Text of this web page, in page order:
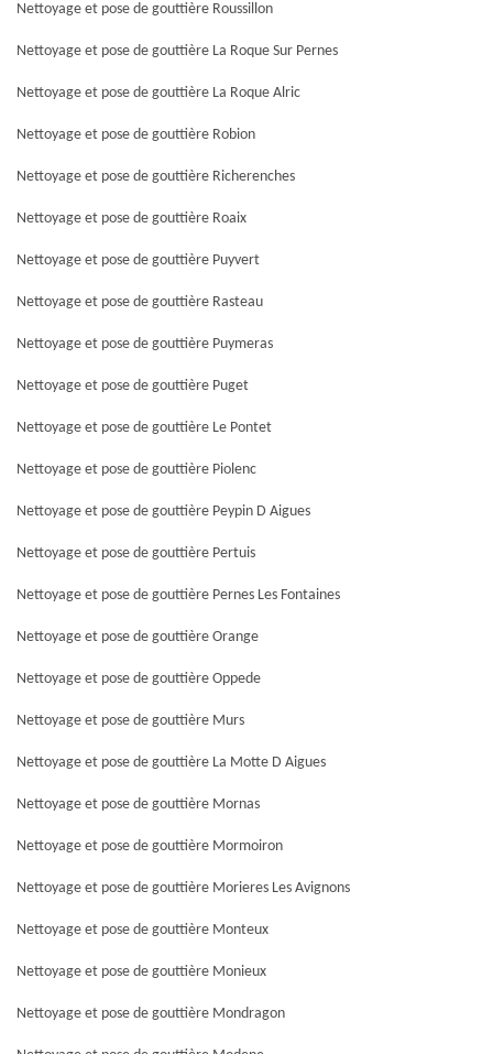
Nettoyage et pose de gouttière Roussillon
Nettoyage et pose de gouttière La Roque Sur Pernes
Nettoyage et pose de gouttière La Roque Alric
Nettoyage et pose de gouttière Robion
Nettoyage et pose de gouttière Richerenches
Nettoyage et pose de gouttière Roaix
Nettoyage et pose de gouttière Puyvert
Nettoyage et pose de gouttière Rasteau
Nettoyage et pose de gouttière Puymeras
Nettoyage et pose de gouttière Puget
Nettoyage et pose de gouttière Le Pontet
Nettoyage et pose de gouttière Piolenc
Nettoyage et pose de gouttière Peypin D Aigues
Nettoyage et pose de gouttière Pertuis
Nettoyage et pose de gouttière Pernes Les Fontaines
Nettoyage et pose de gouttière Orange
Nettoyage et pose de gouttière Oppede
Nettoyage et pose de gouttière Murs
Nettoyage et pose de gouttière La Motte D Aigues
Nettoyage et pose de gouttière Mornas
Nettoyage et pose de gouttière Mormoiron
Nettoyage et pose de gouttière Morieres Les Avignons
Nettoyage et pose de gouttière Monteux
Nettoyage et pose de gouttière Monieux
Nettoyage et pose de gouttière Mondragon